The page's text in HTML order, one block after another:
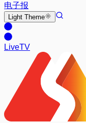
电子报
Light Theme
LiveTV